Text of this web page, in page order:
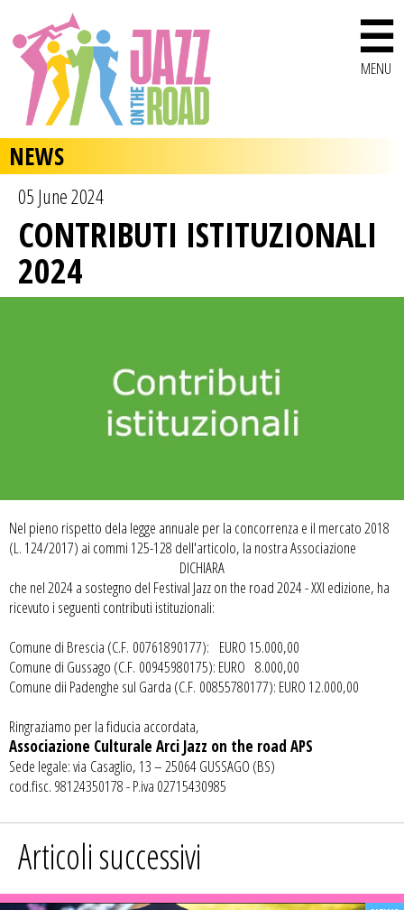
☰
MENU
NEWS
05 June 2024
CONTRIBUTI ISTITUZIONALI
2024
Nel pieno rispetto dela legge annuale per la concorrenza e il mercato 2018
(L. 124/2017) ai commi 125-128 dell'articolo, la nostra Associazione
DICHIARA
che nel 2024 a sostegno del Festival Jazz on the road 2024 - XXI edizione, ha
ricevuto i seguenti contributi istituzionali:
Comune di Brescia (C.F. 00761890177): EURO 15.000,00
Comune di Gussago (C.F. 00945980175): EURO 8.000,00
Comune dii Padenghe sul Garda (C.F. 00855780177): EURO 12.000,00
Ringraziamo per la fiducia accordata,
Associazione Culturale Arci Jazz on the road APS
Sede legale: via Casaglio, 13 – 25064 GUSSAGO (BS)
cod.fisc. 98124350178 - P.iva 02715430985
Articoli successivi